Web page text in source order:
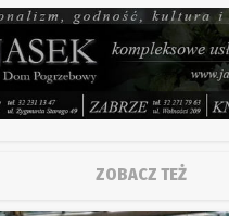
ZOBACZ TEŻ